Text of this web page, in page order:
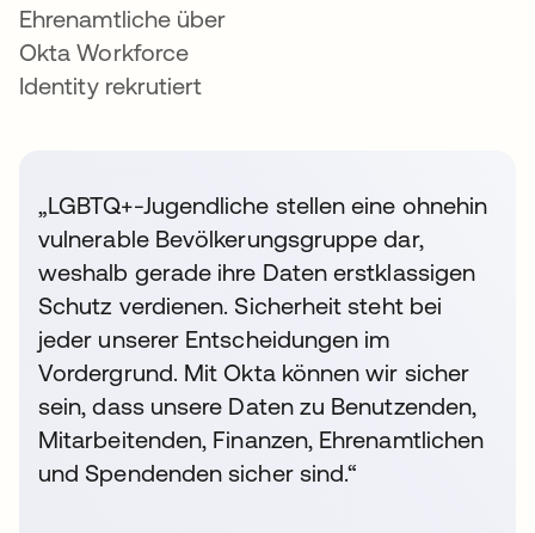
Ehrenamtliche über
Okta Workforce
Identity rekrutiert
„LGBTQ+-Jugendliche stellen eine ohnehin
vulnerable Bevölkerungsgruppe dar,
weshalb gerade ihre Daten erstklassigen
Schutz verdienen. Sicherheit steht bei
jeder unserer Entscheidungen im
Vordergrund. Mit Okta können wir sicher
sein, dass unsere Daten zu Benutzenden,
Mitarbeitenden, Finanzen, Ehrenamtlichen
und Spendenden sicher sind.“